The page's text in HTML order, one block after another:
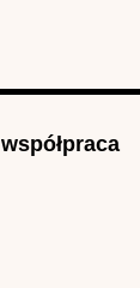
współpraca